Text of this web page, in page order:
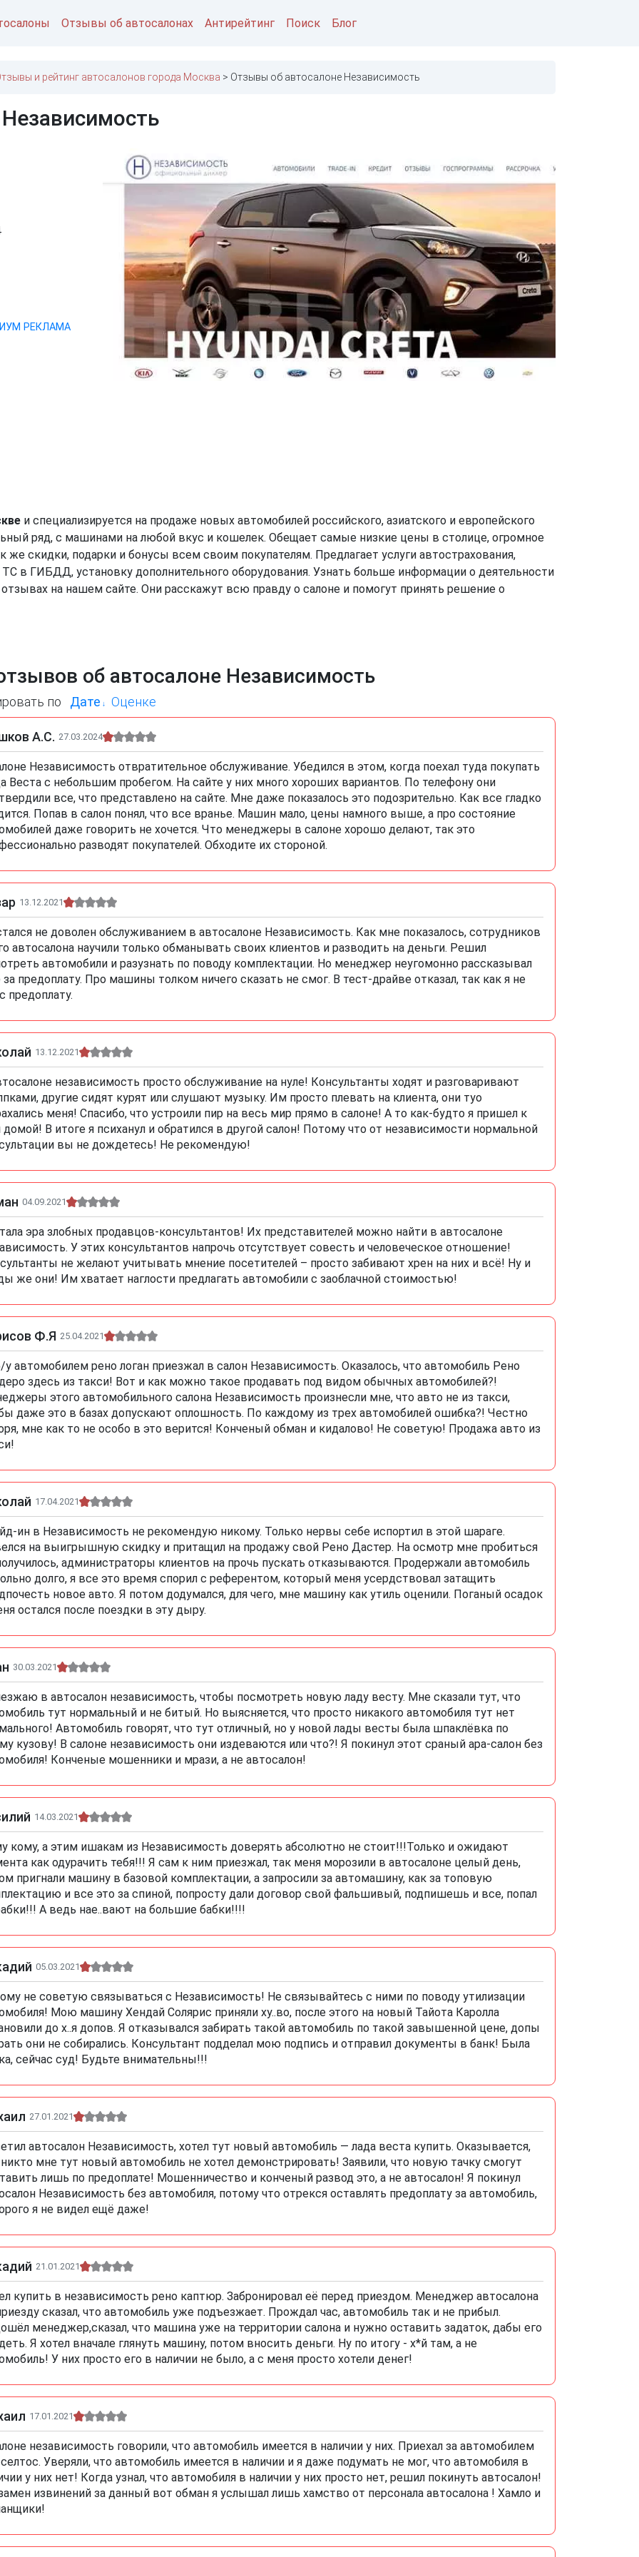
Отзывы об автосалонах Антирейтинг Поиск Блог
и рейтинг автосалонов города Москва Отзывы об автосалоне Независимость
РЕКЛАМА
и специализируется на продаже новых автомобилей российского, азиатского и европейского
ряд, с машинами на любой вкус и кошелек. Обещает самые низкие цены в столице, огромное
же скидки, подарки и бонусы всем своим покупателям. Предлагает услуги автострахования,
в ГИБДД, установку дополнительного оборудования. Узнать больше информации о деятельности
на нашем сайте. Они расскажут всю правду о салоне и помогут принять решение о
об автосалоне Независимость
по Дате Оценке
А.С. 27.03.2024
Независимость отвратительное обслуживание. Убедился в этом, когда поехал туда покупать
Веста с небольшим пробегом. На сайте у них много хороших вариантов. По телефону они
все, что представлено на сайте. Мне даже показалось это подозрительно. Как все гладко
Попав в салон понял, что все вранье. Машин мало, цены намного выше, а про состояние
даже говорить не хочется. Что менеджеры в салоне хорошо делают, так это
разводят покупателей. Обходите их стороной.
13.12.2021
не доволен обслуживанием в автосалоне Независимость. Как мне показалось, сотрудников
автосалона научили только обманывать своих клиентов и разводить на деньги. Решил
автомобили и разузнать по поводу комплектации. Но менеджер неугомонно рассказывал
предоплату. Про машины толком ничего сказать не смог. В тест-драйве отказал, так как я не
предоплату.
13.12.2021
независимость просто обслуживание на нуле! Консультанты ходят и разговаривают
другие сидят курят или слушают музыку. Им просто плевать на клиента, они туо
меня! Спасибо, что устроили пир на весь мир прямо в салоне! А то как-будто я пришел к
В итоге я психанул и обратился в другой салон! Потому что от независимости нормальной
вы не дождетесь! Не рекомендую!
04.09.2021
эра злобных продавцов-консультантов! Их представителей можно найти в автосалоне
У этих консультантов напрочь отсутствует совесть и человеческое отношение!
не желают учитывать мнение посетителей – просто забивают хрен на них и всё! Ну и
же они! Им хватает наглости предлагать автомобили с заоблачной стоимостью!
Ф.Я 25.04.2021
у автомобилем рено логан приезжал в салон Независимость. Оказалось, что автомобиль Рено
здесь из такси! Вот и как можно такое продавать под видом обычных автомобилей?!
этого автомобильного салона Независимость произнесли мне, что авто не из такси,
даже это в базах допускают оплошность. По каждому из трех автомобилей ошибка?! Честно
мне как то не особо в это верится! Конченый обман и кидалово! Не советую! Продажа авто из
17.04.2021
ин в Независимость не рекомендую никому. Только нервы себе испортил в этой шараге.
на выигрышную скидку и притащил на продажу свой Рено Дастер. На осмотр мне пробиться
администраторы клиентов на прочь пускать отказываются. Продержали автомобиль
долго, я все это время спорил с референтом, который меня усердствовал затащить
новое авто. Я потом додумался, для чего, мне машину как утиль оценили. Поганый осадок
остался после поездки в эту дыру.
30.03.2021
в автосалон независимость, чтобы посмотреть новую ладу весту. Мне сказали тут, что
тут нормальный и не битый. Но выясняется, что просто никакого автомобиля тут нет
Автомобиль говорят, что тут отличный, но у новой лады весты была шпаклёвка по
кузову! В салоне независимость они издеваются или что?! Я покинул этот сраный ара-салон без
Конченые мошенники и мрази, а не автосалон!
14.03.2021
кому, а этим ишакам из Независимость доверять абсолютно не стоит!!!Только и ожидают
как одурачить тебя!!! Я сам к ним приезжал, так меня морозили в автосалоне целый день,
пригнали машину в базовой комплектации, а запросили за автомашину, как за топовую
и все это за спиной, попросту дали договор свой фальшивый, подпишешь и все, попал
А ведь нае..вают на большие бабки!!!!
05.03.2021
не советую связываться с Независимость! Не связывайтесь с ними по поводу утилизации
Мою машину Хендай Солярис приняли ху..во, после этого на новый Тайота Каролла
до х..я допов. Я отказывался забирать такой автомобиль по такой завышенной цене, допы
они не собирались. Консультант подделал мою подпись и отправил документы в банк! Была
сейчас суд! Будьте внимательны!!!
27.01.2021
автосалон Независимость, хотел тут новый автомобиль — лада веста купить. Оказывается,
мне тут новый автомобиль не хотел демонстрировать! Заявили, что новую тачку смогут
лишь по предоплате! Мошенничество и конченый развод это, а не автосалон! Я покинул
Независимость без автомобиля, потому что отрекся оставлять предоплату за автомобиль,
я не видел ещё даже!
21.01.2021
купить в независимость рено каптюр. Забронировал её перед приездом. Менеджер автосалона
сказал, что автомобиль уже подъезжает. Прождал час, автомобиль так и не прибыл.
менеджер,сказал, что машина уже на территории салона и нужно оставить задаток, дабы его
Я хотел вначале глянуть машину, потом вносить деньги. Ну по итогу - х*й там, а не
У них просто его в наличии не было, а с меня просто хотели денег!
17.01.2021
независимость говорили, что автомобиль имеется в наличии у них. Приехал за автомобилем
Уверяли, что автомобиль имеется в наличии и я даже подумать не мог, что автомобиля в
у них нет! Когда узнал, что автомобиля в наличии у них просто нет, решил покинуть автосалон!
извинений за данный вот обман я услышал лишь хамство от персонала автосалона ! Хамло и